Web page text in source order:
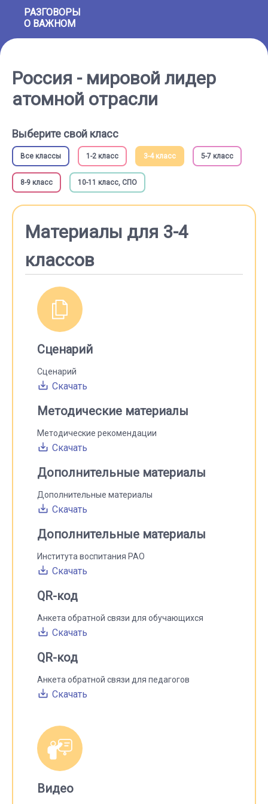
РАЗГОВОРЫ
О ВАЖНОМ
Россия - мировой лидер
атомной отрасли
Выберите свой класс
Все классы 1-2 класс 3-4 класс 5-7 класс
8-9 класс 10-11 класс, СПО
Материалы для 3-4
классов
Сценарий
Сценарий
Скачать
Методические материалы
Методические рекомендации
Скачать
Дополнительные материалы
Дополнительные материалы
Скачать
Дополнительные материалы
Института воспитания РАО
Скачать
QR-код
Анкета обратной связи для обучающихся
Скачать
QR-код
Анкета обратной связи для педагогов
Скачать
Видео